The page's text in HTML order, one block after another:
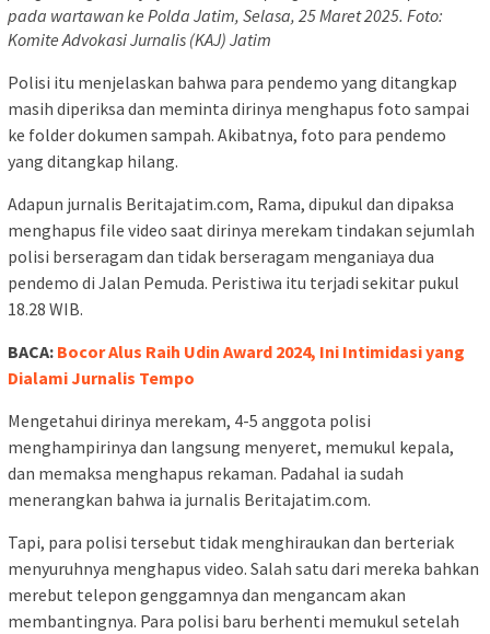
pada wartawan ke Polda Jatim, Selasa, 25 Maret 2025. Foto:
Komite Advokasi Jurnalis (KAJ) Jatim
Polisi itu menjelaskan bahwa para pendemo yang ditangkap
masih diperiksa dan meminta dirinya menghapus foto sampai
ke folder dokumen sampah. Akibatnya, foto para pendemo
yang ditangkap hilang.
Adapun jurnalis Beritajatim.com, Rama, dipukul dan dipaksa
menghapus file video saat dirinya merekam tindakan sejumlah
polisi berseragam dan tidak berseragam menganiaya dua
pendemo di Jalan Pemuda. Peristiwa itu terjadi sekitar pukul
18.28 WIB.
BACA: Bocor Alus Raih Udin Award 2024, Ini Intimidasi yang
Dialami Jurnalis Tempo
Mengetahui dirinya merekam, 4-5 anggota polisi
menghampirinya dan langsung menyeret, memukul kepala,
dan memaksa menghapus rekaman. Padahal ia sudah
menerangkan bahwa ia jurnalis Beritajatim.com.
Tapi, para polisi tersebut tidak menghiraukan dan berteriak
menyuruhnya menghapus video. Salah satu dari mereka bahkan
merebut telepon genggamnya dan mengancam akan
membantingnya. Para polisi baru berhenti memukul setelah